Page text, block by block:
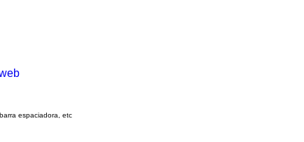
espaciadora, etc